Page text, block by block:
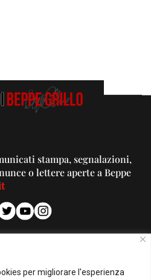
per migliorare l'esperienza
stampa, segnalazioni,
o lettere aperte a Beppe
PUBBLICITA'
la tua pubblicità su questo Blog:
pubblicita@beppegrillo.it